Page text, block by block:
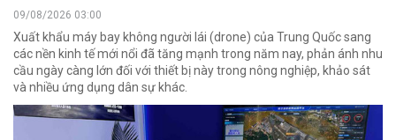
09/08/2026 03:00
Xuất khẩu máy bay không người lái (drone) của Trung Quốc sang
các nền kinh tế mới nổi đã tăng mạnh trong năm nay, phản ánh nhu
cầu ngày càng lớn đối với thiết bị này trong nông nghiệp, khảo sát
và nhiều ứng dụng dân sự khác.